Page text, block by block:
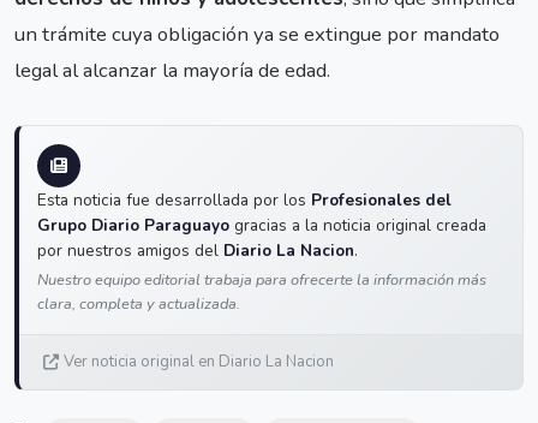
un trámite cuya obligación ya se extingue por mandato
legal al alcanzar la mayoría de edad.
Esta noticia fue desarrollada por los Profesionales del
Grupo Diario Paraguayo gracias a la noticia original creada
por nuestros amigos del Diario La Nacion.
Nuestro equipo editorial trabaja para ofrecerte la información más
clara, completa y actualizada.
Ver noticia original en Diario La Nacion